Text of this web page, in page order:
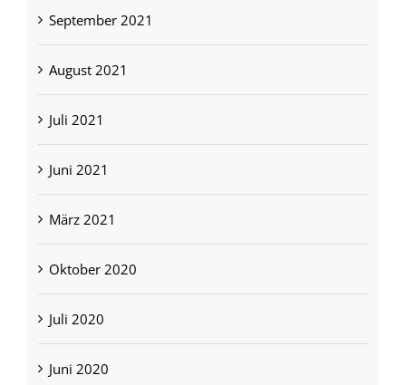
September 2021
August 2021
Juli 2021
Juni 2021
März 2021
Oktober 2020
Juli 2020
Juni 2020